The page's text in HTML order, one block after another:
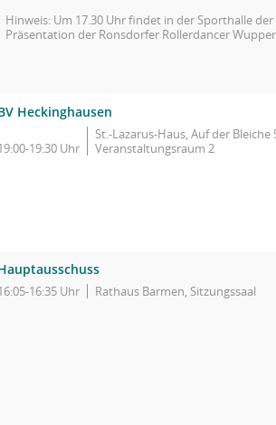
Hinweis: Um 17.30 Uhr findet in der Sporthalle
Präsentation der Ronsdorfer Rollerdancer
Heckinghausen
19:30 Uhr
St.-Lazarus-Haus, Auf der
Veranstaltungsraum 2
16:35 Uhr Rathaus Barmen, Sitzungssaal